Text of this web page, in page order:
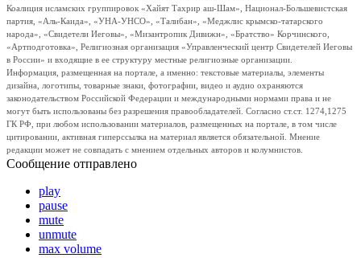
Коалиция исламских группировок «Хайят Тахрир аш-Шам», Национал-Большевистская
партия, «Аль-Каида», «УНА-УНСО», «Талибан», «Меджлис крымско-татарского
народа», «Свидетели Иеговы», «Мизантропик Дивижн», «Братство» Корчинского,
«Артподготовка», Религиозная организация «Управленческий центр Свидетелей Иеговы
в России» и входящие в ее структуру местные религиозные организации.
Информация, размещенная на портале, а именно: текстовые материалы, элементы
дизайна, логотипы, товарные знаки, фотографии, видео и аудио охраняются
законодательством Российской Федерации и международными нормами права и не
могут быть использованы без разрешения правообладателей. Согласно ст.ст. 1274,1275
ГК РФ, при любом использовании материалов, размещенных на портале, в том числе
цитировании, активная гиперссылка на материал является обязательной. Мнение
редакции может не совпадать с мнением отдельных авторов и колумнистов.
Сообщение отправлено
play
pause
mute
unmute
max volume